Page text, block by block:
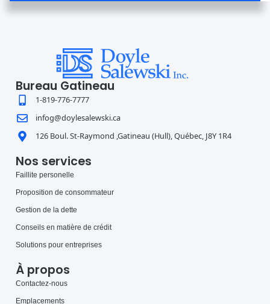
Bureau Gatineau
1-819-776-7777
infog@doylesalewski.ca
126 Boul. St-Raymond ,Gatineau (Hull), Québec, J8Y 1R4
Nos services
Faillite personelle
Proposition de consommateur
Gestion de la dette
Conseils en matière de crédit
Solutions pour entreprises
À propos
Contactez-nous
Emplacements